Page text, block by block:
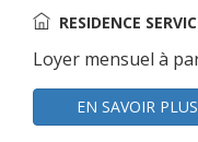
RESIDENCE
Loyer mensuel à
EN SAVOIR PLUS